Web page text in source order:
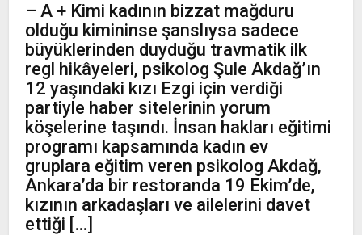
– A + Kimi kadının bizzat mağduru
olduğu kimininse şanslıysa sadece
büyüklerinden duyduğu travmatik ilk
regl hikâyeleri, psikolog Şule Akdağ’ın
12 yaşındaki kızı Ezgi için verdiği
partiyle haber sitelerinin yorum
köşelerine taşındı. İnsan hakları eğitimi
programı kapsamında kadın ev
gruplara eğitim veren psikolog Akdağ,
Ankara’da bir restoranda 19 Ekim’de,
kızının arkadaşları ve ailelerini davet
ettiği […]